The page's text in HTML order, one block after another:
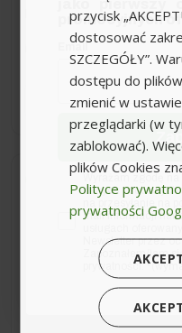
Ilość (szt.): 4
69,98 zł
+
Wysyłka do 24h
przycisk
dostosować
SZCZEGÓŁY”.
dostępu do
zmienić w
przeglądarki (w
zablokować).
plików Cookies
Polityce
prywatności
jako pierwszy
promocyjnych
zgodaWyrażam zgodę
danych osobowych
na przesyłanie na
mail informacji
Newsletter przez
Zapoznałem/łam
prywatności.